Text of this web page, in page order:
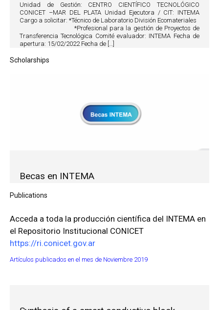
Unidad de Gestión: CENTRO CIENTÍFICO TECNOLÓGICO
CONICET –MAR DEL PLATA Unidad Ejecutora / CIT: INTEMA
Cargo a solicitar: *Técnico de Laboratorio División Ecomateriales
*Profesional para la gestión de Proyectos de
Transferencia Tecnológica Comité evaluador: INTEMA Fecha de
apertura: 15/02/2022 Fecha de […]
Scholarships
Becas en INTEMA
Publications
Acceda a toda la producción científica del INTEMA en
el Repositorio Institucional CONICET
https://ri.conicet.gov.ar
Artículos publicados en el mes de Noviembre 2019